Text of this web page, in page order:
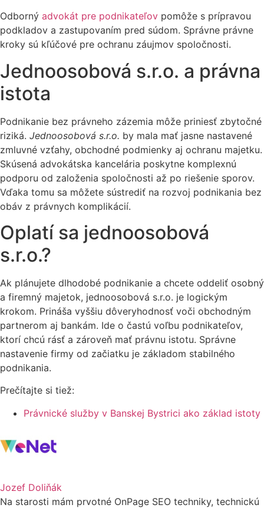
Odborný advokát pre podnikateľov pomôže s prípravou
podkladov a zastupovaním pred súdom. Správne právne
kroky sú kľúčové pre ochranu záujmov spoločnosti.
Jednoosobová s.r.o. a právna
istota
Podnikanie bez právneho zázemia môže priniesť zbytočné
riziká. Jednoosobová s.r.o. by mala mať jasne nastavené
zmluvné vzťahy, obchodné podmienky aj ochranu majetku.
Skúsená advokátska kancelária poskytne komplexnú
podporu od založenia spoločnosti až po riešenie sporov.
Vďaka tomu sa môžete sústrediť na rozvoj podnikania bez
obáv z právnych komplikácií.
Oplatí sa jednoosobová
s.r.o.?
Ak plánujete dlhodobé podnikanie a chcete oddeliť osobný
a firemný majetok, jednoosobová s.r.o. je logickým
krokom. Prináša vyššiu dôveryhodnosť voči obchodným
partnerom aj bankám. Ide o častú voľbu podnikateľov,
ktorí chcú rásť a zároveň mať právnu istotu. Správne
nastavenie firmy od začiatku je základom stabilného
podnikania.
Prečítajte si tiež:
Právnické služby v Banskej Bystrici ako základ istoty
Jozef Doliňák
Na starosti mám prvotné OnPage SEO techniky, technickú